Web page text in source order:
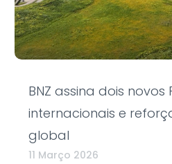
BNZ assina dois novos
internacionais e
global
11 Março 2026